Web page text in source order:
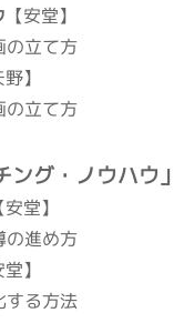
【安堂】
の立て方
】
の立て方
グ・ノウハウ」
安堂】
の進め方
】
する方法